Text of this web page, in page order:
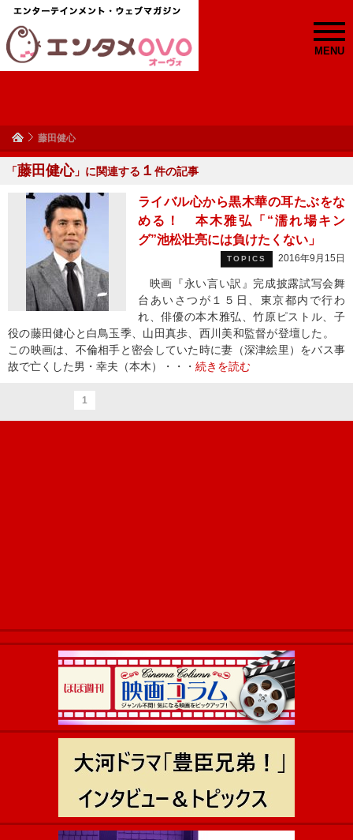
MENU
藤田健心
「藤田健心」に関連する １ 件の記事
ライバル心から黒木華の耳たぶをな
める！ 本木雅弘「“濡れ場キン
グ”池松壮亮には負けたくない」
TOPICS 2016年9月15日
映画『永い言い訳』完成披露試写会舞
台あいさつが１５日、東京都内で行わ
れ、俳優の本木雅弘、竹原ピストル、子
役の藤田健心と白鳥玉季、山田真歩、西川美和監督が登壇した。
この映画は、不倫相手と密会していた時に妻（深津絵里）をバス事
故で亡くした男・幸夫（本木）・・・ 続きを読む
1